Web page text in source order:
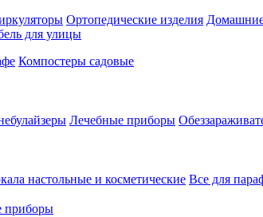
Ортопедические изделия
для улицы
Компостеры садовые
Лечебные приборы
настольные и косметические Все для
приборы